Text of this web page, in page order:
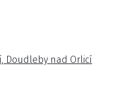
Doudleby nad Orlicí